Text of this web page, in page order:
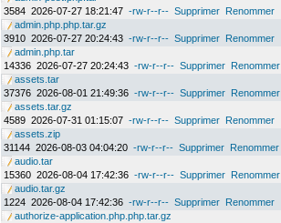
3584 2026-07-27 18:21:47 -rw-r--r-- Supprimer Renommer
admin.php.php.tar.gz
3910 2026-07-27 20:24:43 -rw-r--r-- Supprimer Renommer
admin.php.tar
14336 2026-07-27 20:24:43 -rw-r--r-- Supprimer Renommer
assets.tar
37376 2026-08-01 21:49:36 -rw-r--r-- Supprimer Renommer
assets.tar.gz
4589 2026-07-31 01:15:07 -rw-r--r-- Supprimer Renommer
assets.zip
31144 2026-08-03 04:04:20 -rw-r--r-- Supprimer Renommer
audio.tar
15360 2026-08-04 17:42:36 -rw-r--r-- Supprimer Renommer
audio.tar.gz
1224 2026-08-04 17:42:36 -rw-r--r-- Supprimer Renommer
authorize-application.php.php.tar.gz